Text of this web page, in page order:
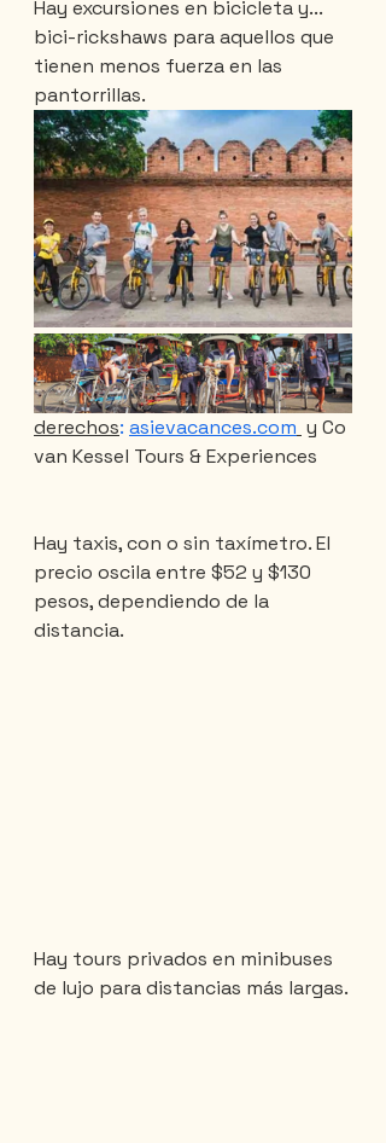
Hay excursiones en bicicleta y...
bici-rickshaws para aquellos que
tienen menos fuerza en las
pantorrillas.
derechos: asievacances.com y Co
van Kessel Tours & Experiences
Hay taxis, con o sin taxímetro. El
precio oscila entre $52 y $130
pesos, dependiendo de la
distancia.
Hay tours privados en minibuses
de lujo para distancias más largas.